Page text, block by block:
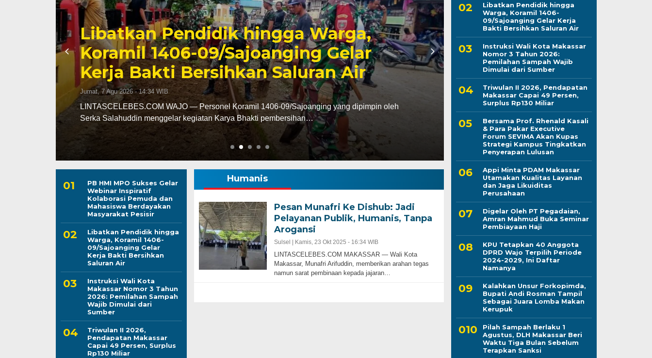
Triwulan II 2026, Pendapatan Makassar
Capai 49 Persen, Surplus Rp130 Miliar
Jumat, 7 Agu 2026 - 13:24 WIB
LINTASCELEBES.COM MAKASSAR — Badan Pendapatan Daerah (Bapenda) Kota Makassar
mencatat kinerja pendapatan daerah pada triwulan II…
Kapolres Wajo
Maddukkelleng,
Mengabdi untuk
Jumat, 7 Agu 2026 - 08:42 WIB
LINTASCELEBES.COM WAJO — Mengawali tugas
Mahendrajaya menunjukkan penghormatan
PB HMI MPO Sukses Gelar
Webinar Inspiratif
Kolaborasi Pemuda dan
Mahasiswa Berdayakan
Masyarakat Pesisir
Libatkan Pendidik hingga
Warga, Koramil 1406-
09/Sajoanging Gelar
Kerja Bakti Bersihkan
Saluran Air
Instruksi Wali Kota
Makassar Nomor 3 Tahun
2026: Pemilahan Sampah
Wajib Dimulai dari
Sumber
Triwulan II 2026,
Pendapatan Makassar
Capai 49 Persen, Surplus
Rp130 Miliar
Humanis
Pesan Munafri Ke Dishub: Jadi
Pelayanan Publik, Humanis, Tanpa
Arogansi
Sulsel | Kamis, 23 Okt 2025 - 16:34 WIB
LINTASCELEBES.COM MAKASSAR — Wali Kota
Makassar, Munafri Arifuddin, memberikan arahan tegas
namun sarat pembinaan kepada jajaran…
Libatkan Pendidik hingga
Warga, Koramil 1406-
09/Sajoanging Gelar Kerja
Bakti Bersihkan Saluran Air
Instruksi Wali Kota Makassar
Nomor 3 Tahun 2026:
Pemilahan Sampah Wajib
Dimulai dari Sumber
Triwulan II 2026, Pendapatan
Makassar Capai 49 Persen,
Surplus Rp130 Miliar
Bersama Prof. Rhenald Kasali
& Para Pakar Executive
Forum SEVIMA Akan Kupas
Strategi Kampus Tingkatkan
Penyerapan Lulusan
Appi Minta PDAM Makassar
Utamakan Kualitas Layanan
dan Jaga Likuiditas
Perusahaan
Digelar Oleh PT Pegadaian,
Amran Mahmud Buka Seminar
Pembiayaan Haji
KPU Tetapkan 40 Anggota
DPRD Wajo Terpilih Periode
2024-2029, Ini Daftar
Namanya
Kalahkan Unsur Forkopimda,
Bupati Andi Rosman Tampil
Sebagai Juara Lomba Makan
Kerupuk
Pilah Sampah Berlaku 1
Agustus, DLH Makassar Beri
Waktu Tiga Bulan Sebelum
Terapkan Sanksi